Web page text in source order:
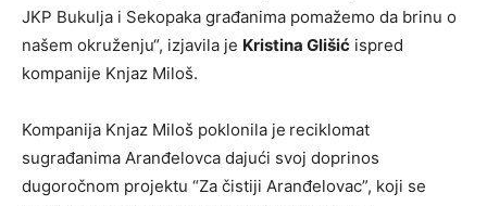
JKP Bukulja i Sekopaka građanima pomažemo da brinu o
našem okruženju“, izjavila je Kristina Glišić ispred
kompanije Knjaz Miloš.
Kompanija Knjaz Miloš poklonila je reciklomat
sugrađanima Aranđelovca dajući svoj doprinos
dugoročnom projektu “Za čistiji Aranđelovac”, koji se